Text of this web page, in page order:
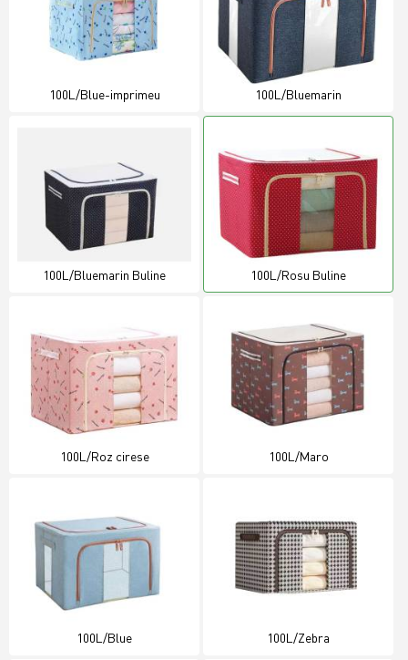
100L/Blue-imprimeu 100L/Bluemarin
100L/Bluemarin Buline 100L/Rosu Buline
100L/Roz cirese 100L/Maro
100L/Blue 100L/Zebra